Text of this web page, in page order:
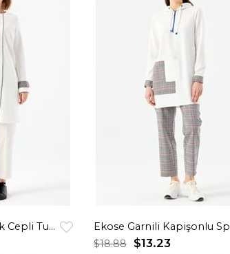
Ekose Garnili Büyük Cepli Tunik Ekru
$13.23
$18.88